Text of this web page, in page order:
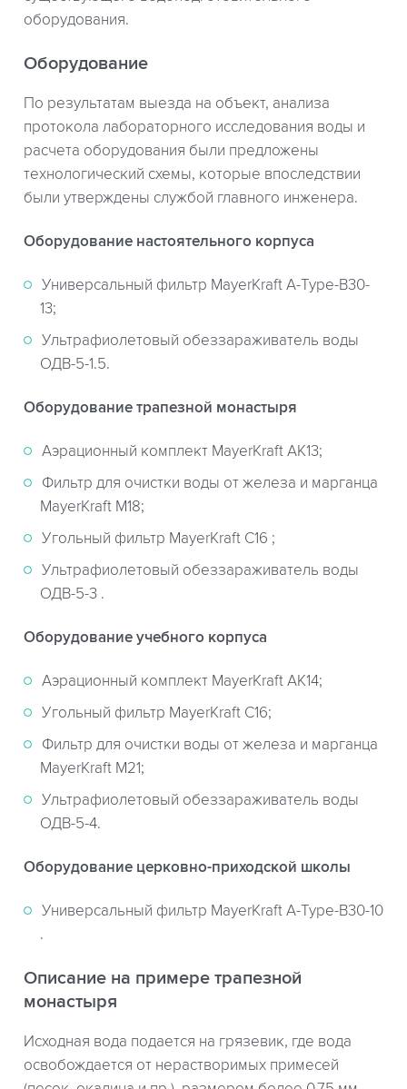
оборудования.
Оборудование
По результатам выезда на объект, анализа
протокола лабораторного исследования воды и
расчета оборудования были предложены
технологический схемы, которые впоследствии
были утверждены службой главного инженера.
Оборудование настоятельного корпуса
Универсальный фильтр MayerKraft A-Type-B30-
13;
Ультрафиолетовый обеззараживатель воды
ОДВ-5-1.5.
Оборудование трапезной монастыря
Аэрационный комплект MayerKraft АК13;
Фильтр для очистки воды от железа и марганца
MayerKraft М18;
Угольный фильтр MayerKraft C16 ;
Ультрафиолетовый обеззараживатель воды
ОДВ-5-3 .
Оборудование учебного корпуса
Аэрационный комплект MayerKraft АК14;
Угольный фильтр MayerKraft C16;
Фильтр для очистки воды от железа и марганца
MayerKraft М21;
Ультрафиолетовый обеззараживатель воды
ОДВ-5-4.
Оборудование церковно-приходской школы
Универсальный фильтр MayerKraft A-Type-B30-10
.
Описание на примере трапезной
монастыря
Исходная вода подается на грязевик, где вода
освобождается от нерастворимых примесей